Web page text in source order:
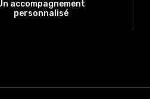
accompagnement
personnalisé